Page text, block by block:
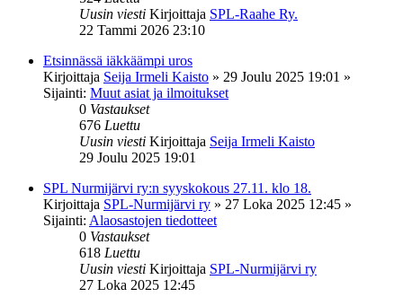
Uusin viesti Kirjoittaja SPL-Raahe Ry.
22 Tammi 2026 23:10
Etsinnässä iäkkäämpi uros
Kirjoittaja Seija Irmeli Kaisto » 29 Joulu 2025 19:01 »
Sijainti: Muut asiat ja ilmoitukset
0 Vastaukset
676 Luettu
Uusin viesti Kirjoittaja Seija Irmeli Kaisto
29 Joulu 2025 19:01
SPL Nurmijärvi ry:n syyskokous 27.11. klo 18.
Kirjoittaja SPL-Nurmijärvi ry » 27 Loka 2025 12:45 »
Sijainti: Alaosastojen tiedotteet
0 Vastaukset
618 Luettu
Uusin viesti Kirjoittaja SPL-Nurmijärvi ry
27 Loka 2025 12:45